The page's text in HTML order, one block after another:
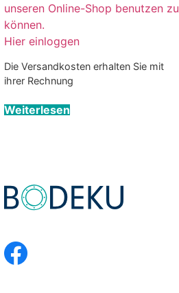
unseren Online-Shop benutzen zu
können.
Hier einloggen
Die Versandkosten erhalten Sie mit
ihrer Rechnung
Weiterlesen